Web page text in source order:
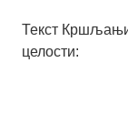
Текст
целости: